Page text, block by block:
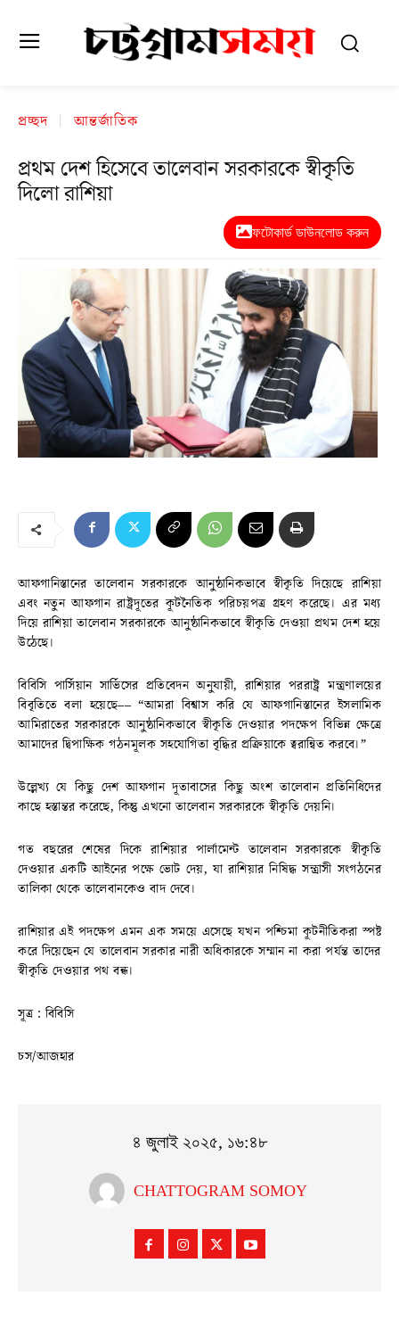
প্রচ্ছদ আন্তর্জাতিক
প্রথম দেশ হিসেবে তালেবান সরকারকে স্বীকৃতি
দিলো রাশিয়া
ফটোকার্ড ডাউনলোড করুন
আফগানিস্তানের তালেবান সরকারকে আনুষ্ঠানিকভাবে স্বীকৃতি দিয়েছে রাশিয়া
এবং নতুন আফগান রাষ্ট্রদূতের কূটনৈতিক পরিচয়পত্র গ্রহণ করেছে। এর মধ্য
দিয়ে রাশিয়া তালেবান সরকারকে আনুষ্ঠানিকভাবে স্বীকৃতি দেওয়া প্রথম দেশ হয়ে
উঠেছে।
বিবিসি পার্সিয়ান সার্ভিসের প্রতিবেদন অনুযায়ী, রাশিয়ার পররাষ্ট্র মন্ত্রণালয়ের
বিবৃতিতে বলা হয়েছে–– “আমরা বিশ্বাস করি যে আফগানিস্তানের ইসলামিক
আমিরাতের সরকারকে আনুষ্ঠানিকভাবে স্বীকৃতি দেওয়ার পদক্ষেপ বিভিন্ন ক্ষেত্রে
আমাদের দ্বিপাক্ষিক গঠনমূলক সহযোগিতা বৃদ্ধির প্রক্রিয়াকে ত্বরান্বিত করবে।”
উল্লেখ্য যে কিছু দেশ আফগান দূতাবাসের কিছু অংশ তালেবান প্রতিনিধিদের
কাছে হস্তান্তর করেছে, কিন্তু এখনো তালেবান সরকারকে স্বীকৃতি দেয়নি।
গত বছরের শেষের দিকে রাশিয়ার পার্লামেন্ট তালেবান সরকারকে স্বীকৃতি
দেওয়ার একটি আইনের পক্ষে ভোট দেয়, যা রাশিয়ার নিষিদ্ধ সন্ত্রাসী সংগঠনের
তালিকা থেকে তালেবানকেও বাদ দেবে।
রাশিয়ার এই পদক্ষেপ এমন এক সময়ে এসেছে যখন পশ্চিমা কূটনীতিকরা স্পষ্ট
করে দিয়েছেন যে তালেবান সরকার নারী অধিকারকে সম্মান না করা পর্যন্ত তাদের
স্বীকৃতি দেওয়ার পথ বন্ধ।
সূত্র : বিবিসি
চস/আজহার
৪ জুলাই ২০২৫, ১৬:৪৮
CHATTOGRAM SOMOY